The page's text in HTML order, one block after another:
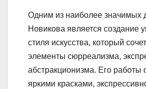
Одним из наиболее значимых
Новикова является создание
стиля искусства, который
элементы сюрреализма,
абстракционизма. Его работы
яркими красками,